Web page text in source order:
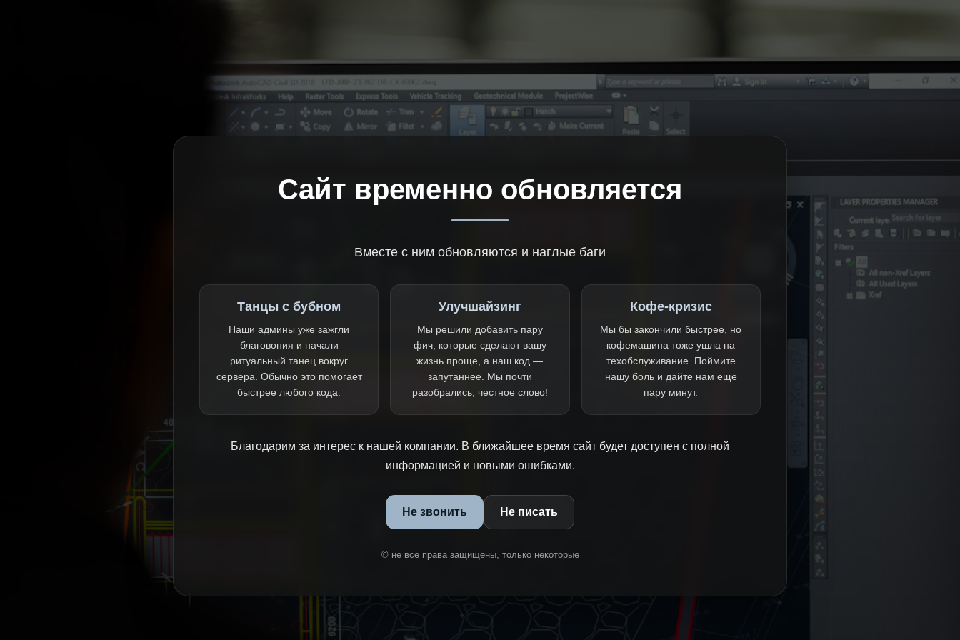
Сайт временно обновляется
Вместе с ним обновляются и наглые баги
Танцы с бубном
Наши админы уже зажгли
благовония и начали
ритуальный танец вокруг
сервера. Обычно это помогает
быстрее любого кода.
Улучшайзинг
Мы решили добавить пару
фич, которые сделают вашу
жизнь проще, а наш код —
запутаннее. Мы почти
разобрались, честное слово!
Кофе-кризис
Мы бы закончили быстрее, но
кофемашина тоже ушла на
техобслуживание. Поймите
нашу боль и дайте нам еще
пару минут.
Благодарим за интерес к нашей компании. В ближайшее время сайт будет доступен с полной
информацией и новыми ошибками.
Не звонить Не писать
© не все права защищены, только некоторые